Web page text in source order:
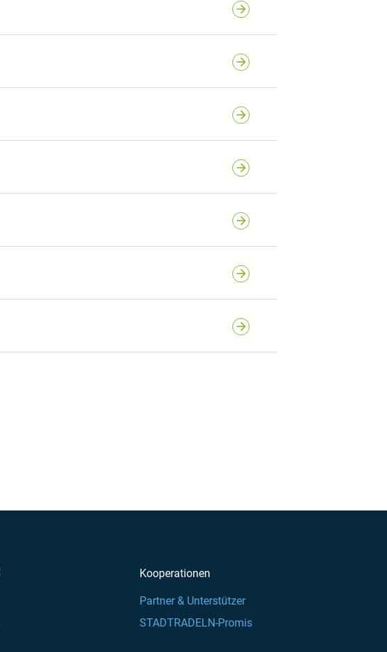
Kooperationen
Partner & Unterstützer
STADTRADELN-Promis